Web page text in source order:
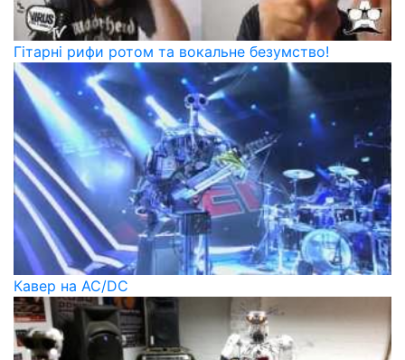
Гітарні рифи ротом та вокальне безумство!
Кавер на AC/DC